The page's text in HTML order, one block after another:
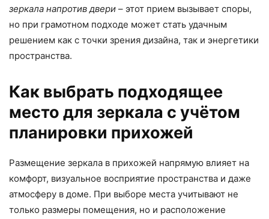
зеркала напротив двери – этот прием вызывает споры,
но при грамотном подходе может стать удачным
решением как с точки зрения дизайна, так и энергетики
пространства.
Как выбрать подходящее
место для зеркала с учётом
планировки прихожей
Размещение зеркала в прихожей напрямую влияет на
комфорт, визуальное восприятие пространства и даже
атмосферу в доме. При выборе места учитывают не
только размеры помещения, но и расположение